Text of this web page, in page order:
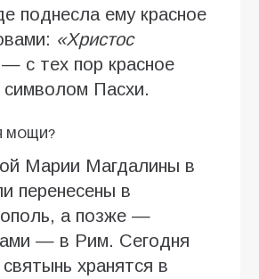
поднесла ему красное
«Христос
с тех пор красное
символом Пасхи.
МОЩИ?
Марии Магдалины в
перенесены в
а позже —
— в Рим. Сегодня
хранятся в